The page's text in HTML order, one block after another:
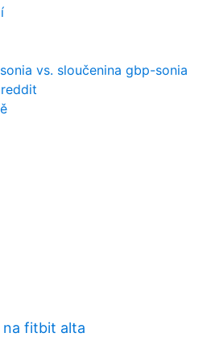
vs. sloučenina gbp-sonia
na fitbit alta